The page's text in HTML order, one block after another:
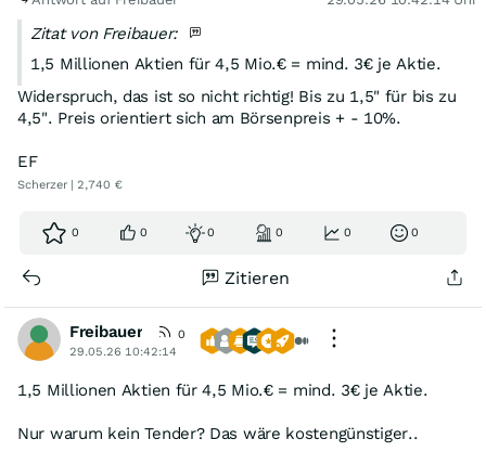
Zitat von Freibauer:
1,5 Millionen Aktien für 4,5 Mio.€ = mind. 3€ je Aktie.
Widerspruch, das ist so nicht richtig! Bis zu 1,5" für bis zu
4,5". Preis orientiert sich am Börsenpreis + - 10%.
EF
Scherzer | 2,740 €
0 0 0 0 0 0
Zitieren
Freibauer
0
29.05.26 10:42:14
1,5 Millionen Aktien für 4,5 Mio.€ = mind. 3€ je Aktie.
Nur warum kein Tender? Das wäre kostengünstiger..